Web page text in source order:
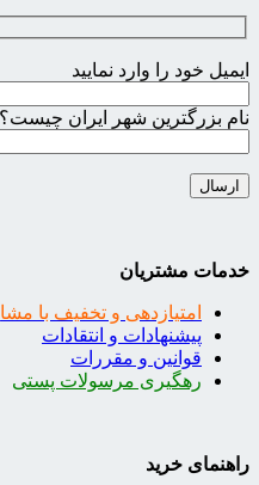
ایمیل خود را وارد نمایید
نام بزرگترین شهر ایران چیست؟
خدمات مشتریان
امتیازدهی و تخفیف با
پیشنهادات و انتقادات
قوانین و مقررات
رهگیری مرسولات پستی
راهنمای خرید